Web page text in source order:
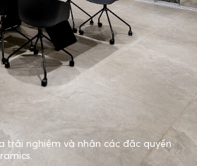
nghiệm và nhận các đặc quyền